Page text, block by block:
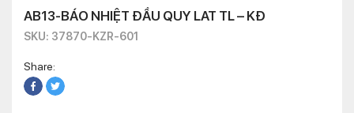
AB13-BÁO NHIỆT ĐẦU QUY LAT TL – KĐ
SKU: 37870-KZR-601
Share: